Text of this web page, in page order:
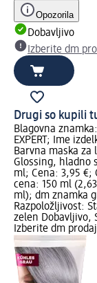
Opozorila
Dobavljivo
Izberite dm
Drugi so kupili
Blagovna
EXPERT; Ime
Barvna maska za
Glossing, hladno
ml; Cena: 3,95 €;
cena: 150 ml
ml); dm znamka
Razpoložljivost:
zelen Dobavljivo,
Izberite dm